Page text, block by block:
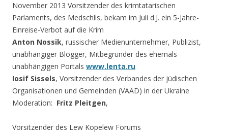
November 2013 Vorsitzender des krimtatarischen
Parlaments, des Medschlis, bekam im Juli d.J. ein 5-Jahre-
Einreise-Verbot auf die Krim
Anton Nossik, russischer Medienunternehmer, Publizist,
unabhängiger Blogger, Mitbegründer des ehemals
unabhängigen Portals www.lenta.ru
Iosif Sissels, Vorsitzender des Verbandes der jüdischen
Organisationen und Gemeinden (VAAD) in der Ukraine
Moderation: Fritz Pleitgen,
Vorsitzender des Lew Kopelew Forums